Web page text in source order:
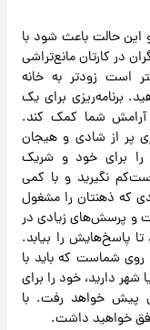
حالت باعث شود با
در کارتان مانع‌تراشی
است زودتر به خانه
برنامه‌ریزی برای یک
آرامش شما کمک کند.
پر از شادی و هیجان
برای خود و شریک
نگیرید و با کمی
که ذهنتان را مشغول
و پرسش‌های زیادی در
پاسخ‌هایش را بیابد.
شماست که باید با
دارید، خود را برای
پیش خواهد رفت. با
خواهید داشت.